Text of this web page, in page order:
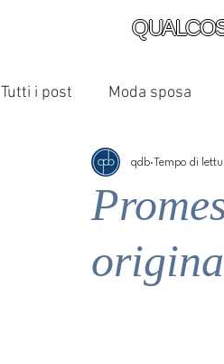
Tutti i post Moda sposa
qdb Tempo di